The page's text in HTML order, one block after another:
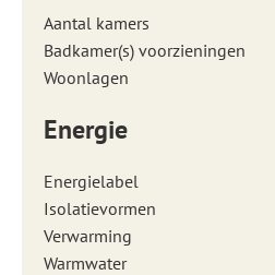
Aantal kamers
Badkamer(s) voorzieningen
Woonlagen
Energie
Energielabel
Isolatievormen
Verwarming
Warmwater